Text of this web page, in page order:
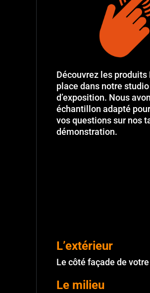
Découvrez les produits
place dans notre
d’exposition. Nous
échantillon adapté
vos questions sur nos
démonstration.
L’extérieur
Le côté façade de
Le milieu